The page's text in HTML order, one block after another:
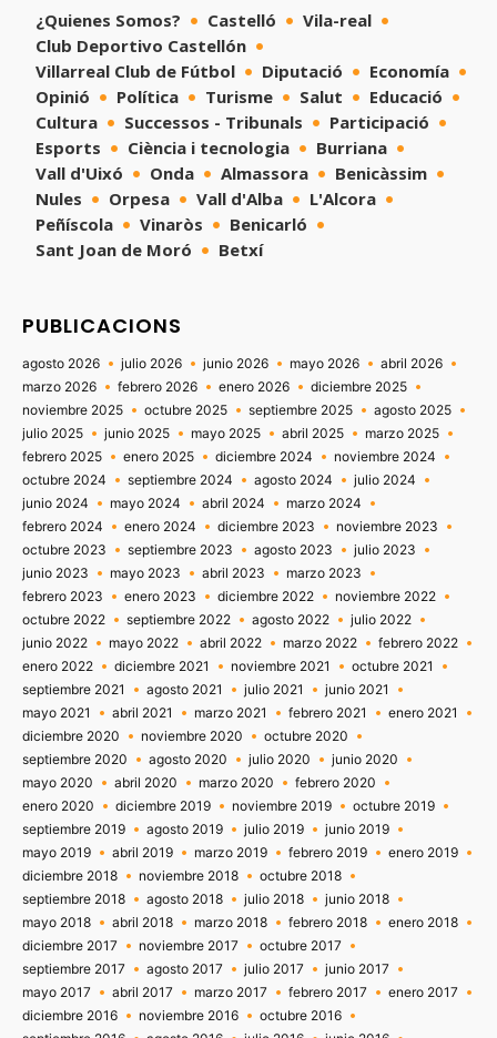
¿Quienes Somos? Castelló
Vila-real
Club Deportivo Castellón
Villarreal Club de Fútbol
Diputació
Economía
Opinió
Política Turisme Salut
Educació
Cultura
Successos - Tribunals
Participació
Esports
Ciència i tecnologia
Burriana
Vall d'Uixó
Onda Almassora
Benicàssim
Nules
Orpesa Vall d'Alba
L'Alcora
Peñíscola
Vinaròs
Benicarló
Sant Joan de Moró
Betxí
PUBLICACIONS
agosto 2026 julio 2026 junio 2026 mayo 2026
abril 2026
marzo 2026
febrero 2026 enero 2026
diciembre 2025
noviembre 2025
octubre 2025 septiembre 2025
agosto 2025
julio 2025
junio 2025 mayo 2025 abril 2025
marzo 2025
febrero 2025
enero 2025 diciembre 2024
noviembre 2024
octubre 2024
septiembre 2024 agosto 2024
julio 2024
junio 2024
mayo 2024 abril 2024
marzo 2024
febrero 2024
enero 2024 diciembre 2023
noviembre 2023
octubre 2023
septiembre 2023 agosto 2023
julio 2023
junio 2023
mayo 2023 abril 2023
marzo 2023
febrero 2023
enero 2023 diciembre 2022
noviembre 2022
octubre 2022
septiembre 2022 agosto 2022
julio 2022
junio 2022
mayo 2022 abril 2022 marzo 2022
febrero 2022
enero 2022
diciembre 2021 noviembre 2021
octubre 2021
septiembre 2021
agosto 2021 julio 2021
junio 2021
mayo 2021
abril 2021 marzo 2021 febrero 2021
enero 2021
diciembre 2020
noviembre 2020
octubre 2020
septiembre 2020
agosto 2020 julio 2020
junio 2020
mayo 2020
abril 2020 marzo 2020
febrero 2020
enero 2020
diciembre 2019 noviembre 2019
octubre 2019
septiembre 2019
agosto 2019 julio 2019
junio 2019
mayo 2019
abril 2019 marzo 2019 febrero 2019
enero 2019
diciembre 2018
noviembre 2018
octubre 2018
septiembre 2018
agosto 2018 julio 2018
junio 2018
mayo 2018
abril 2018 marzo 2018 febrero 2018
enero 2018
diciembre 2017
noviembre 2017
octubre 2017
septiembre 2017
agosto 2017 julio 2017
junio 2017
mayo 2017
abril 2017 marzo 2017 febrero 2017
enero 2017
diciembre 2016
noviembre 2016
octubre 2016